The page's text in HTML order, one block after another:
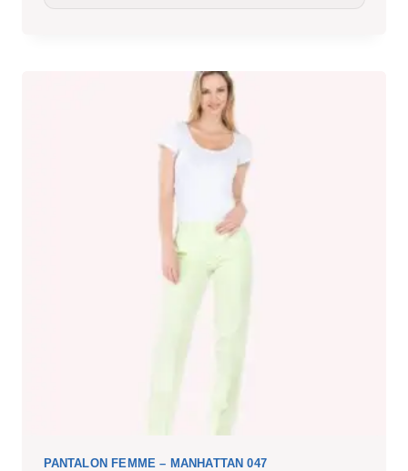
PANTALON FEMME – MANHATTAN 047